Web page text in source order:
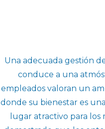
Una adecuada gestión
conduce a una
empleados valoran un
donde su bienestar es
lugar atractivo para los